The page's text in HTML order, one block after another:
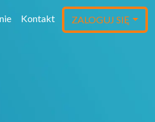
Kontakt ZALOGUJ SIĘ